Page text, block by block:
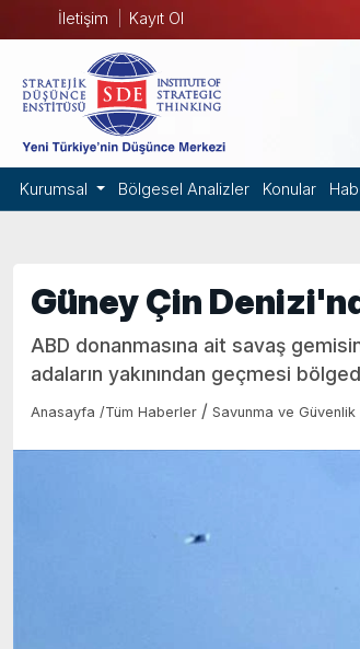
İletişim Kayıt Ol
Kurumsal Bölgesel Analizler Konular
Güney Çin
ABD donanmasına ait savaş
adaların yakınından geçmesi
Anasayfa /Tüm Haberler / Savunma ve Güvenlik